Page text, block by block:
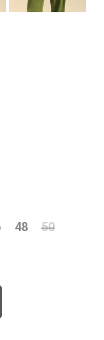
48
50